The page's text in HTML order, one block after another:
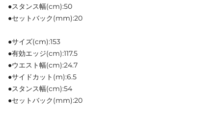
●スタンス幅(cm):50
●セットバック(mm):20
●サイズ(cm):153
●有効エッジ(cm):117.5
●ウエスト幅(cm):24.7
●サイドカット(m):6.5
●スタンス幅(cm):54
●セットバック(mm):20